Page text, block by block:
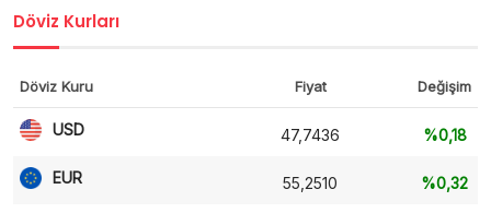
Döviz Kurları
Döviz Kuru Fiyat Değişim
USD 47,7436 %0,18
EUR 55,2510 %0,32